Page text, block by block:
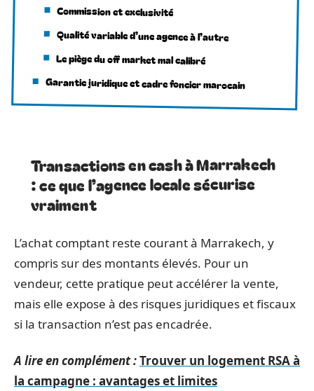
Commission et exclusivité
Qualité variable d’une agence à l’autre
Le piège du off market mal calibré
Garantie juridique et cadre foncier marocain
Transactions en cash à Marrakech
: ce que l’agence locale sécurise
vraiment
L’achat comptant reste courant à Marrakech, y
compris sur des montants élevés. Pour un
vendeur, cette pratique peut accélérer la vente,
mais elle expose à des risques juridiques et fiscaux
si la transaction n’est pas encadrée.
A lire en complément :Trouver un logement RSA à
la campagne : avantages et limites